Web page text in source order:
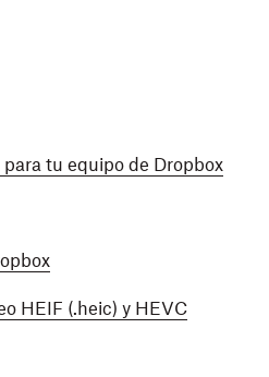
la cantidad de datos que
tu equipo de Dropbox
HEIF (.heic) y HEVC